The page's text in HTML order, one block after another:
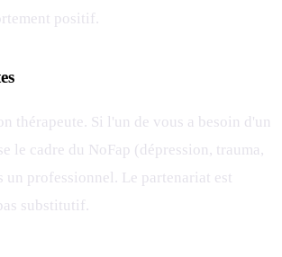
positif.
thérapeute. Si l'un de vous a besoin d'un
le cadre du NoFap (dépression, trauma,
un professionnel. Le partenariat est
substitutif.